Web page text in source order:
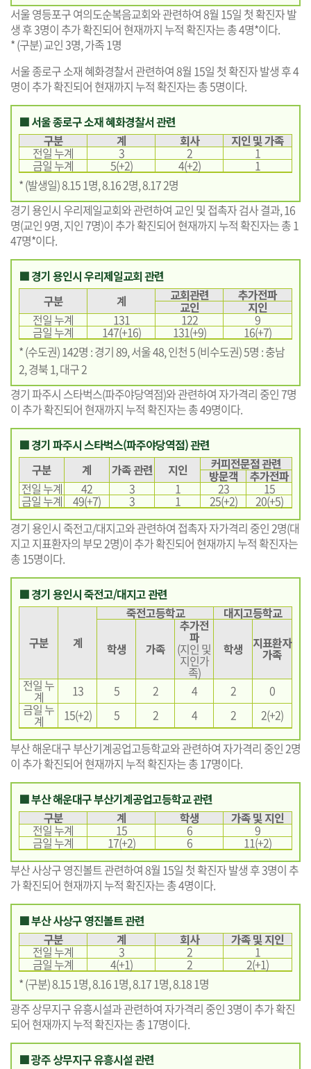
서울 영등포구 여의도순복음교회와 관련하여 8월 15일 첫 확진자 발
생 후 3명이 추가 확진되어 현재까지 누적 확진자는 총 4명*이다.
* (구분) 교인 3명, 가족 1명
서울 종로구 소재 혜화경찰서 관련하여 8월 15일 첫 확진자 발생 후 4
명이 추가 확진되어 현재까지 누적 확진자는 총 5명이다.
■ 서울 종로구 소재 혜화경찰서 관련
구분
계 회사 지인 및 가족
전일 누계 3 2 1
금일 누계 5(+2) 4(+2)
1
* (발생일) 8.15 1명, 8.16 2명, 8.17 2명
경기 용인시 우리제일교회와 관련하여 교인 및 접촉자 검사 결과, 16
명(교인 9명, 지인 7명)이 추가 확진되어 현재까지 누적 확진자는 총 1
47명*이다.
■ 경기 용인시 우리제일교회 관련
구분
계 교회관련 추가전파
교인 지인
전일 누계 131 122 9
금일 누계 147(+16) 131(+9)
16(+7)
* (수도권) 142명 : 경기 89, 서울 48, 인천 5 (비수도권) 5명 : 충남
2, 경북 1, 대구 2
경기 파주시 스타벅스(파주야당역점)와 관련하여 자가격리 중인 7명
이 추가 확진되어 현재까지 누적 확진자는 총 49명이다.
■ 경기 파주시 스타벅스(파주야당역점) 관련
구분
계 가족 관련 지인 커피전문점 관련
방문객 추가전파
전일 누계 42 3 1 23 15
금일 누계 49(+7) 3 1 25(+2)
20(+5)
경기 용인시 죽전고/대지고와 관련하여 접촉자 자가격리 중인 2명(대
지고 지표환자의 부모 2명)이 추가 확진되어 현재까지 누적 확진자는
총 15명이다.
■ 경기 용인시 죽전고/대지고 관련
구분 계
죽전고등학교 대지고등학교
학생 가족
추가전
파
(지인 및
지인가
족)
학생 지표환자
가족
전일 누
계 13 5 2 4 2
0
금일 누
계 15(+2) 5 2 4 2
2(+2)
부산 해운대구 부산기계공업고등학교와 관련하여 자가격리 중인 2명
이 추가 확진되어 현재까지 누적 확진자는 총 17명이다.
■ 부산 해운대구 부산기계공업고등학교 관련
구분
계 학생 가족 및 지인
전일 누계 15 6 9
금일 누계 17(+2) 6
11(+2)
부산 사상구 영진볼트 관련하여 8월 15일 첫 확진자 발생 후 3명이 추
가 확진되어 현재까지 누적 확진자는 총 4명이다.
■ 부산 사상구 영진볼트 관련
구분
계 회사 가족 및 지인
전일 누계 3 2 1
금일 누계 4(+1) 2
2(+1)
* (구분) 8.15 1명, 8.16 1명, 8.17 1명, 8.18 1명
광주 상무지구 유흥시설과 관련하여 자가격리 중인 3명이 추가 확진
되어 현재까지 누적 확진자는 총 17명이다.
■ 광주 상무지구 유흥시설 관련